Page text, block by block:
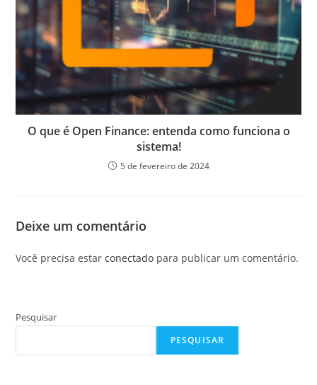
O que é Open Finance: entenda como funciona o
sistema!
5 de fevereiro de 2024
Deixe um comentário
Você precisa estarconectado para publicar um comentário.
Pesquisar
PESQUISAR